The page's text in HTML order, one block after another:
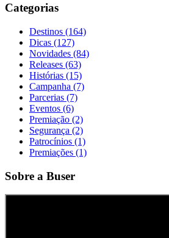
Categorias
Destinos (164)
Dicas (127)
Novidades (84)
Releases (63)
Histórias (15)
Campanha (7)
Parcerias (7)
Eventos (6)
Premiação (2)
Segurança (2)
Patrocínios (1)
Premiações (1)
Sobre a Buser